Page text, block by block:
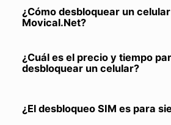
¿Cómo desbloquear un
Movical.Net?
¿Cuál es el precio y tiempo
desbloquear un celular?
¿El desbloqueo SIM es para